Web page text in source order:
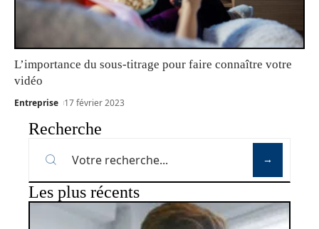
L’importance du sous-titrage pour faire connaître votre
vidéo
Entreprise 17 février 2023
Recherche
Les plus récents